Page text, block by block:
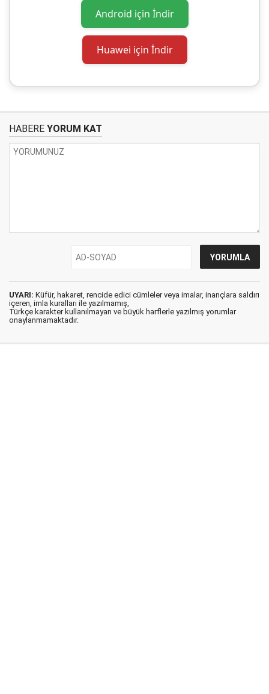
Android için İndir
Huawei için İndir
HABERE YORUM KAT
UYARI: Küfür, hakaret, rencide edici cümleler veya imalar, inançlara saldırı
içeren, imla kuralları ile yazılmamış,
Türkçe karakter kullanılmayan ve büyük harflerle yazılmış yorumlar
onaylanmamaktadır.